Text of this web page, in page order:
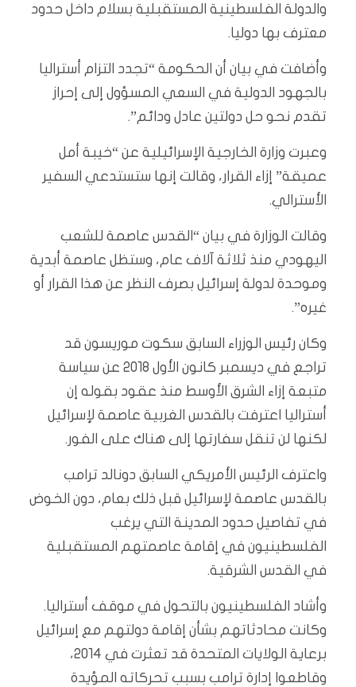
والدولة الفلسطينية المستقبلية بسلام داخل حدود
معترف بها دوليا.
وأضافت في بيان أن الحكومة “تجدد التزام أستراليا
بالجهود الدولية في السعي المسؤول إلى إحراز
تقدم نحو حل دولتين عادل ودائم”.
وعبرت وزارة الخارجية الإسرائيلية عن “خيبة أمل
عميقة” إزاء القرار، وقالت إنها ستستدعي السفير
الأسترالي.
وقالت الوزارة في بيان “القدس عاصمة للشعب
اليهودي منذ ثلاثة آلاف عام، وستظل عاصمة أبدية
وموحدة لدولة إسرائيل بصرف النظر عن هذا القرار أو
غيره”.
وكان رئيس الوزراء السابق سكوت موريسون قد
تراجع في ديسمبر كانون الأول 2018 عن سياسة
متبعة إزاء الشرق الأوسط منذ عقود بقوله إن
أستراليا اعترفت بالقدس الغربية عاصمة لإسرائيل
لكنها لن تنقل سفارتها إلى هناك على الفور.
واعترف الرئيس الأمريكي السابق دونالد ترامب
بالقدس عاصمة لإسرائيل قبل ذلك بعام، دون الخوض
في تفاصيل حدود المدينة التي يرغب
الفلسطينيون في إقامة عاصمتهم المستقبلية
في القدس الشرقية.
وأشاد الفلسطينيون بالتحول في موقف أستراليا.
وكانت محادثاتهم بشأن إقامة دولتهم مع إسرائيل
برعاية الولايات المتحدة قد تعثرت في 2014،
وقاطعوا إدارة ترامب بسبب تحركاته المؤيدة